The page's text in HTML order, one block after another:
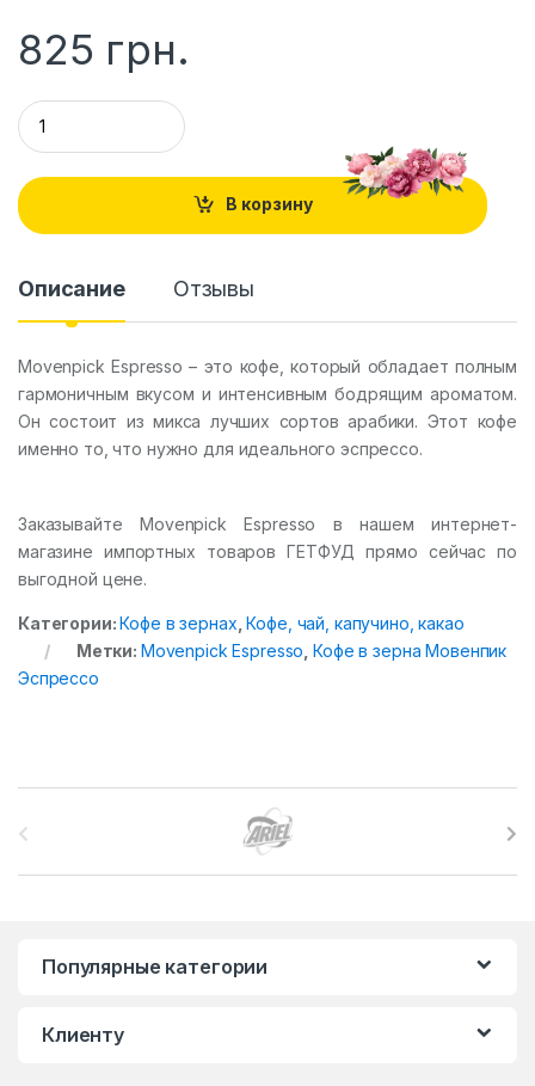
825 грн.
Q
u
a
t
i
В корзину
Описание Отзывы
Movenpick Espresso – это кофе, который обладает полным
гармоничным вкусом и интенсивным бодрящим ароматом.
Он состоит из микса лучших сортов арабики. Этот кофе
именно то, что нужно для идеального эспрессо.
Заказывайте Movenpick Espresso в нашем интернет-
магазине импортных товаров ГЕТФУД прямо сейчас по
выгодной цене.
Категории:Кофе в зернах ,Кофе, чай, капучино, какао
Метки: Movenpick Espresso ,Кофе в зерна Мовенпик
Эспрессо
Популярные категории
Клиенту